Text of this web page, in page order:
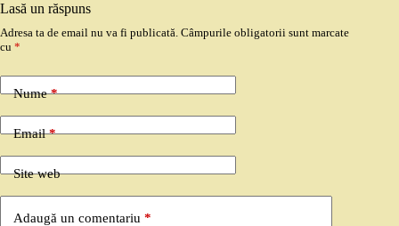
Lasă un răspuns
Adresa ta de email nu va fi publicată. Câmpurile obligatorii sunt marcate
cu *
Nume*
Email*
Site web
Adaugă un comentariu *